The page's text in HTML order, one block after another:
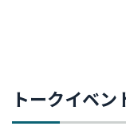
トークイベ